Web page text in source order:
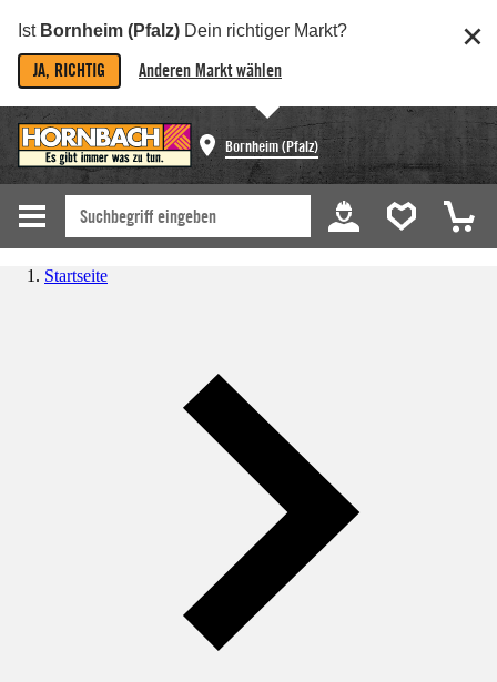
Ist Bornheim (Pfalz) Dein richtiger Markt?
JA, RICHTIG Anderen Markt wählen
Bornheim (Pfalz)
Startseite